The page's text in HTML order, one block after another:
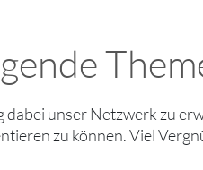
dabei unser Netzwerk zu
zu können. Viel